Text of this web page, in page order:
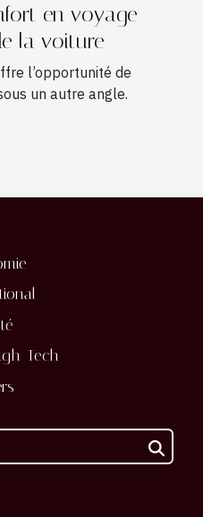
en voyage
la voiture
l’opportunité de
un autre angle.
Tech